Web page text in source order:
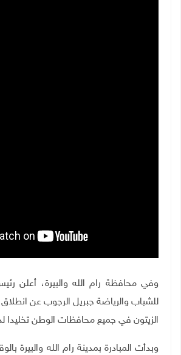
وفي محافظة رام الله والبيرة، أعلن
للشباب والرياضة جبريل الرجوب عن انطلاق
الزيتون في جميع محافظات الوطن تخليدا
وبدأت المبادرة بمدينة رام الله